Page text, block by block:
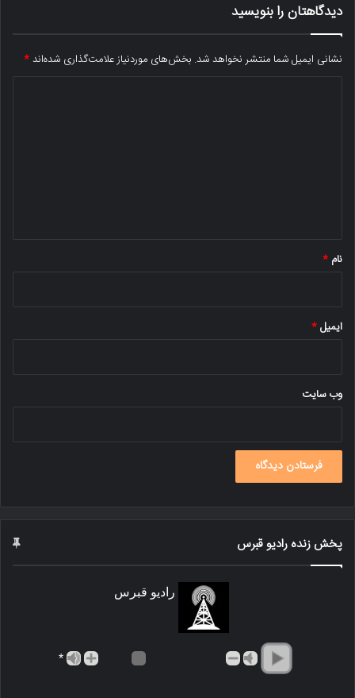
دیدگاهتان را بنویسید
نشانی ایمیل شما منتشر نخواهد شد. بخش‌های موردنیاز علامت‌گذاری شده‌اند*
نام *
ایمیل*
وب‌ سایت
پخش زنده رادیو قبرس
رادیو قبرس
*